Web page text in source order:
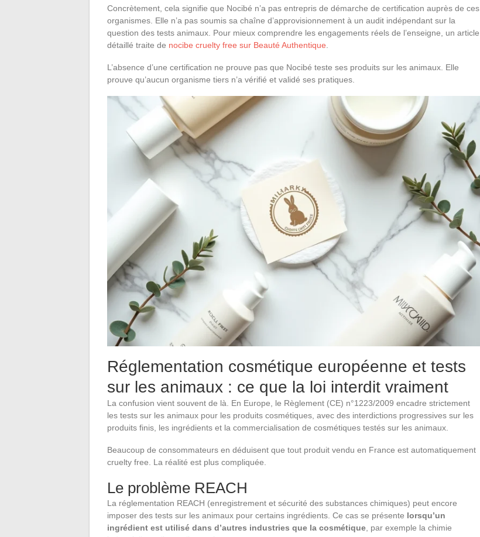
Concrètement, cela signifie que Nocibé n’a pas entrepris de démarche de certification auprès de ces
organismes. Elle n’a pas soumis sa chaîne d’approvisionnement à un audit indépendant sur la
question des tests animaux. Pour mieux comprendre les engagements réels de l’enseigne, un article
détaillé traite de nocibe cruelty free sur Beauté Authentique
L’absence d’une certification ne prouve pas que Nocibé teste ses produits sur les animaux. Elle
prouve qu’aucun organisme tiers n’a vérifié et validé ses pratiques.
Réglementation cosmétique européenne et tests
sur les animaux : ce que la loi interdit vraiment
La confusion vient souvent de là. En Europe, le Règlement (CE) n°1223/2009 encadre strictement
les tests sur les animaux pour les produits cosmétiques, avec des interdictions progressives sur les
produits finis, les ingrédients et la commercialisation de cosmétiques testés sur les animaux.
Beaucoup de consommateurs en déduisent que tout produit vendu en France est automatiquement
cruelty free. La réalité est plus compliquée.
Le problème REACH
La réglementation REACH (enregistrement et sécurité des substances chimiques) peut encore
imposer des tests sur les animaux pour certains ingrédients. Ce cas se présente lorsqu’un
ingrédient est utilisé dans d’autres industries que la cosmétique, par exemple la chimie